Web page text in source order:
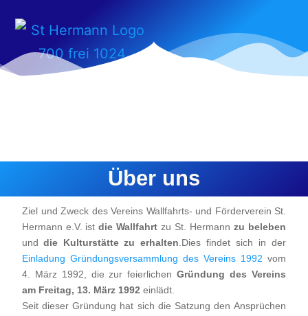
Über uns
Ziel und Zweck des Vereins Wallfahrts- und Förderverein St.
Hermann e.V. ist die Wallfahrt zu St. Hermann zu beleben
und die Kulturstätte zu erhalten Dies findet sich in der
Einladung Gründungsversammlung des Vereins 1992 vom
4. März 1992, die zur feierlichen Gründung des Vereins
am Freitag, 13. März 1992 einlädt.
Seit dieser Gründung hat sich die Satzung den Ansprüchen